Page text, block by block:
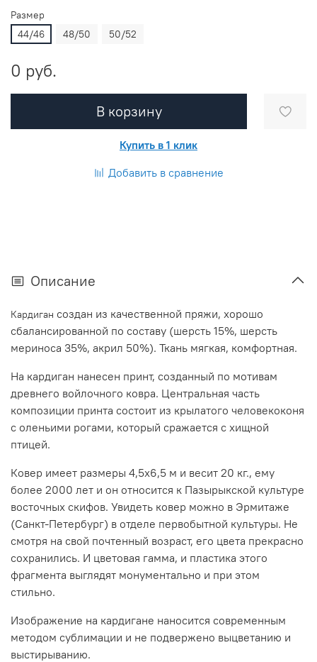
Размер
44/46
48/50 50/52
0 руб.
В корзину
Купить в 1 клик
Добавить в сравнение
Описание
Кардиган создан из качественной пряжи, хорошо
сбалансированной по составу (шерсть 15%, шерсть
мериноса 35%, акрил 50%). Ткань мягкая, комфортная.
На кардиган нанесен принт, созданный по мотивам
древнего войлочного ковра. Центральная часть
композиции принта состоит из крылатого человекоконя
с оленьими рогами, который сражается с хищной
птицей.
Ковер имеет размеры 4,5х6,5 м и весит 20 кг., ему
более 2000 лет и он относится к Пазырыкской культуре
восточных скифов. Увидеть ковер можно в Эрмитаже
(Санкт-Петербург) в отделе первобытной культуры. Не
смотря на свой почтенный возраст, его цвета прекрасно
сохранились. И цветовая гамма, и пластика этого
фрагмента выглядят монументально и при этом
стильно.
Изображение на кардигане наносится современным
методом сублимации и не подвержено выцветанию и
выстирыванию.